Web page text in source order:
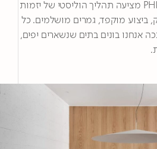
ביניהם יוצר סינרגיה אמיתית. PHI מציעה תהליך הוליסטי של יזמות
ביצוע מוקפד, גמרים מושלמים. כל
אנחנו בונים בתים שנשארים יפים,